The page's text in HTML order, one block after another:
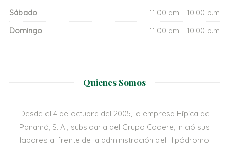
Sábado
11:00 am - 10:00 p.m
Domingo
11:00 am - 10:00 p.m
Quienes Somos
Desde el 4 de octubre del 2005, la empresa Hípica de
Panamá, S. A., subsidaria del Grupo Codere, inició sus
labores al frente de la administración del Hipódromo